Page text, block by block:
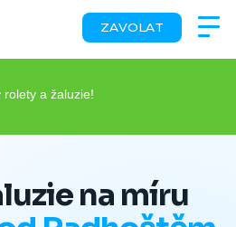
rolety a žaluzie!
ZAVOLAT
na míru